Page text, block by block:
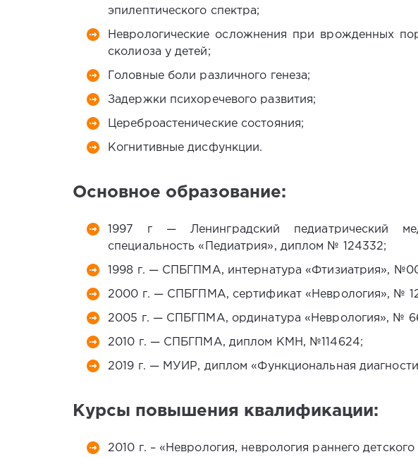
эпилептического спектра;
Неврологические осложнения при врожденных
сколиоза у детей;
Головные боли различного генеза;
Задержки психоречевого развития;
Цереброастенические состояния;
Когнитивные дисфункции.
Основное образование:
1997 г — Ленинградский педиатрический
специальность «Педиатрия», диплом № 124332;
1998 г. — СПБГПМА, интернатура «Фтизиатрия»,
2000 г. — СПБГПМА, сертификат «Неврология», №
2005 г. — СПБГПМА, ординатура «Неврология», №
2010 г. — СПБГПМА, диплом КМН, №114624;
2019 г. — МУИР, диплом «Функциональная
Курсы повышения квалификации:
2010 г. – «Неврология, неврология раннего детского